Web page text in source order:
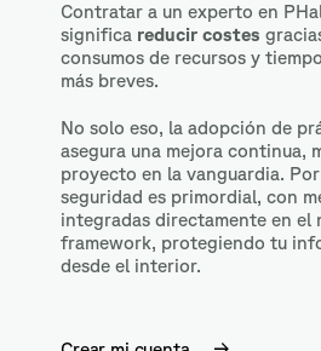
Contratar a un experto en
significa reducir costes
consumos de recursos y
más breves.
No solo eso, la adopción de
asegura una mejora continua,
proyecto en la vanguardia.
seguridad es primordial, con
integradas directamente en el
framework, protegiendo tu
desde el interior.